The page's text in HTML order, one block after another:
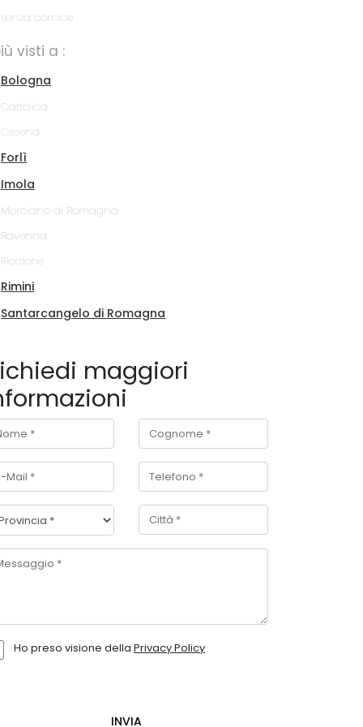
senza cornice
visti a :
Bologna
Cattolica
Cesena
Forlì
Imola
Morciano di Romagna
Ravenna
Riccione
Rimini
Santarcangelo di Romagna
maggiori
Ho preso visione della Privacy Policy
INVIA